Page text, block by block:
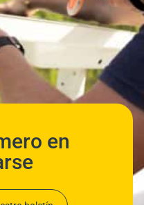
en